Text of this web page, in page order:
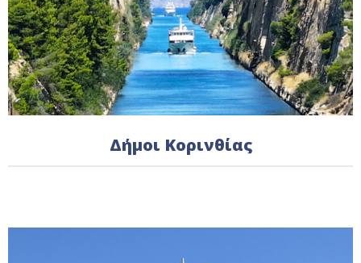
Δήμοι Κορινθίας